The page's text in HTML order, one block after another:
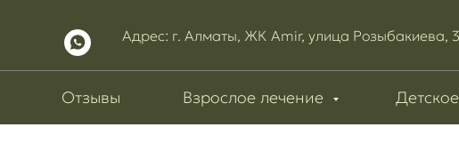
Адрес: г. Алматы, ЖК Amir, улица Розыбакиева,
Отзывы Взрослое лечение